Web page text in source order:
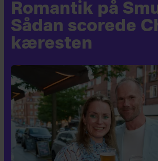
Romantik på
Sådan scorede
kæresten